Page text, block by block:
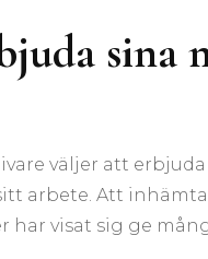
sina
väljer att
arbete. Att
har visat sig ge